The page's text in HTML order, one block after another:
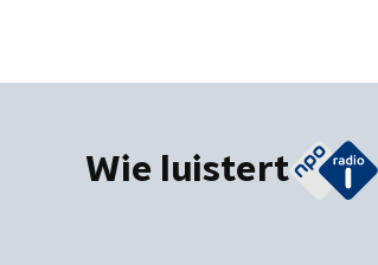
Wie luistert